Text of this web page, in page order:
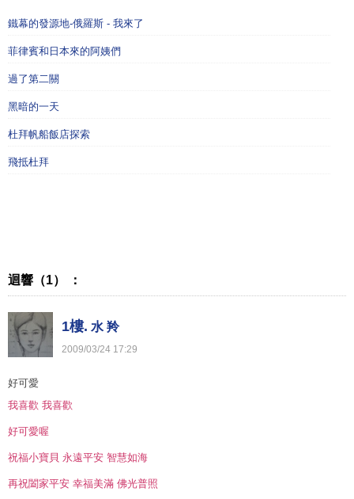
鐵幕的發源地-俄羅斯 - 我來了
菲律賓和日本來的阿姨們
過了第二關
黑暗的一天
杜拜帆船飯店探索
飛抵杜拜
迴響（1） ：
1樓. 水 羚
2009/03/24 17:29
好可愛
我喜歡 我喜歡
好可愛喔
祝福小寶貝 永遠平安 智慧如海
再祝闔家平安 幸福美滿 佛光普照